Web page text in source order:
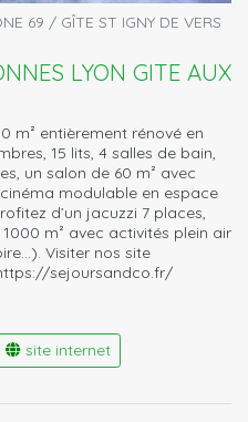
69 / GÎTE ST IGNY DE VERS
LYON GITE AUX
m² entièrement rénové en
15 lits, 4 salles de bain,
un salon de 60 m² avec
modulable en espace
d’un jacuzzi 7 places,
m² avec activités plein air
Visiter nos site
sejoursandco.fr/
site internet